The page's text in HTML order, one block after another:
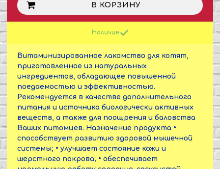
В КОРЗИНУ
Наличие
Витаминизированное лакомство для котят,
приготовленное из натуральных
ингредиентов, обладающее повышенной
поедаемостью и эффективностью.
Рекомендуется в качестве дополнительного
питания и источника биологически активных
веществ, а также для поощрения и баловства
Ваших питомцев. Назначение продукта •
способствует развитию здоровой мышечной
системы; • улучшает состояние кожи и
шерстного покрова; • обеспечивает